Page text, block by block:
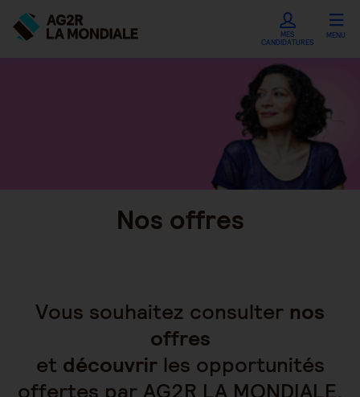
MES
CANDIDATURES
MENU
Nos offres
Vous souhaitez consulter nos
offres
et découvrir les opportunités
offertes par AG2R LA MONDIALE.